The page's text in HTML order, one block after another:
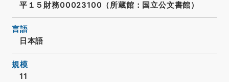
平１５財務00023100（所蔵館：国立公文書館）
言語
日本語
規模
11